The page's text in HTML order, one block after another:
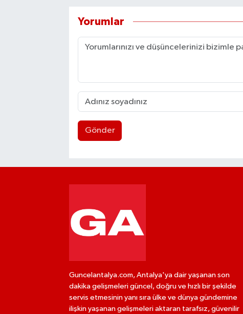
Yorumlar
Gönder
Guncelantalya.com, Antalya'ya dair yaşanan son
dakika gelişmeleri güncel, doğru ve hızlı bir şekilde
servis etmesinin yanı sıra ülke ve dünya gündemine
ilişkin yaşanan gelişmeleri aktaran tarafsız, güvenilir